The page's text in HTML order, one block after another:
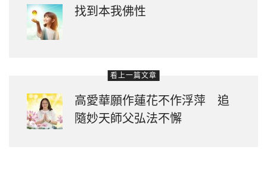
找到本我佛性
看上一篇文章
高愛華願作蓮花不作浮萍 追
隨妙天師父弘法不懈